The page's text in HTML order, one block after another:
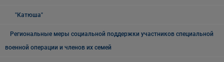
"Катюша"
Региональные меры социальной поддержки участников специальной
военной операции и членов их семей